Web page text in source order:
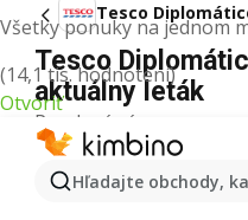
Všetky ponuky na jednom
(14,1 tis. hodnotení)
Otvoriť
Hľadajte obchody,
Tesco
Tesco
aktuálny leták
Pre daný výraz sme
Ďalšie produkty
Tesco Kapor Tesco